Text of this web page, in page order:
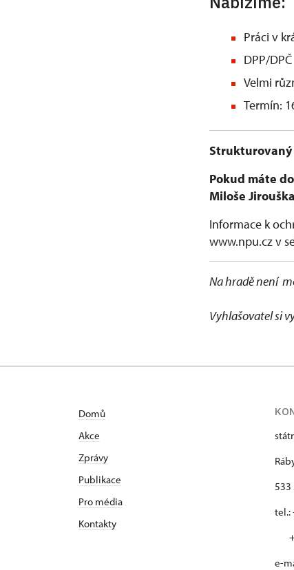
Práci v
DPP/DPČ
Velmi
Termín:
Pokud máte
Miloše
Informace k
www.npu.cz v
Na hradě není
Vyhlašovatel si
Domů
Akce
Zprávy
Publikace
Pro média
Kontakty
533
tel.:
e-